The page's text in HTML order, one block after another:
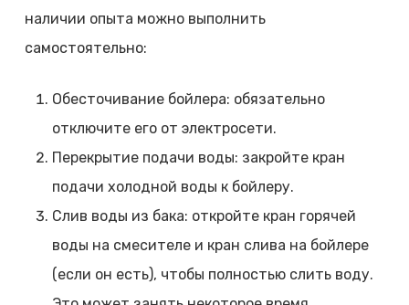
наличии опыта можно выполнить
самостоятельно:
Обесточивание бойлера: обязательно
отключите его от электросети.
Перекрытие подачи воды: закройте кран
подачи холодной воды к бойлеру.
Слив воды из бака: откройте кран горячей
воды на смесителе и кран слива на бойлере
(если он есть), чтобы полностью слить воду.